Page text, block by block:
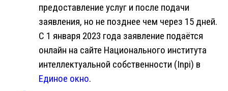
предоставление услуг и после подачи
заявления, но не позднее чем через 15 дней.
С 1 января 2023 года заявление подаётся
онлайн на сайте Национального института
интеллектуальной собственности (Inpi) в
Единое окно.